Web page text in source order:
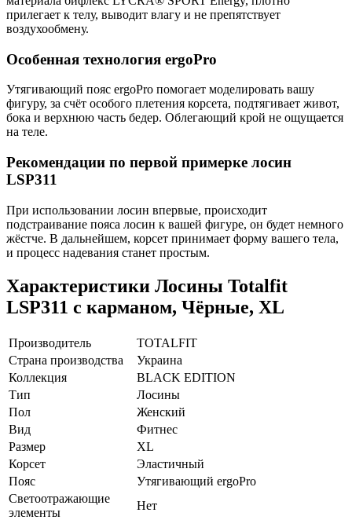
прилегает к телу, выводит влагу и не препятствует
воздухообмену.
Особенная технология ergoPro
Утягивающий пояс ergoPro помогает моделировать вашу
фигуру, за счёт особого плетения корсета, подтягивает живот,
бока и верхнюю часть бедер. Облегающий крой не ощущается
на теле.
Рекомендации по первой примерке лосин
LSP311
При использовании лосин впервые, происходит
подстраивание пояса лосин к вашей фигуре, он будет немного
жёстче. В дальнейшем, корсет принимает форму вашего тела,
и процесс надевания станет простым.
Характеристики Лосины Totalfit
LSP311 с карманом, Чёрные, XL
Производитель
TOTALFIT
Страна производства
Украина
Коллекция
BLACK EDITION
Тип
Лосины
Пол
Женский
Вид
Фитнес
Размер
XL
Корсет
Эластичный
Пояс
Утягивающий ergoPro
Светоотражающие
элементы
Нет